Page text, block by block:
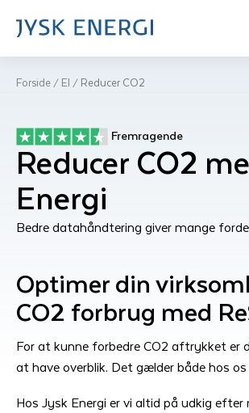
Forside / El / Reducer CO2
Fremragende
Reducer CO2
Energi
Bedre datahåndtering giver mange
Optimer din
CO2 forbrug med
For at kunne forbedre CO2 aftrykket er
at have overblik. Det gælder både hos os
Hos Jysk Energi er vi altid på udkig efter